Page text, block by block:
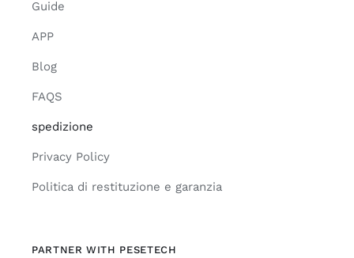
Guide
APP
Blog
FAQS
spedizione
Privacy Policy
Politica di restituzione e garanzia
PARTNER WITH PESETECH